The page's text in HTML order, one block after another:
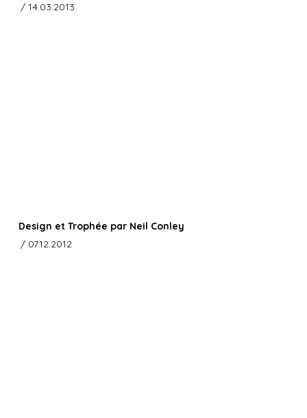
/ 14.03.2013
Design et Trophée par Neil Conley
/ 07.12.2012